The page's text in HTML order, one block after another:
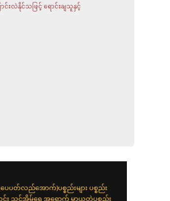
လဲနိုင်သဖြင့် ရောင်းချသူနှင့်
တ်လည်အောက်)ပစ္စည်းများ ပစ္စည်း
တွင်း သင့်အိမ်ရှေ့အရောက် မှာယူတဲ့ပစ္စည်း